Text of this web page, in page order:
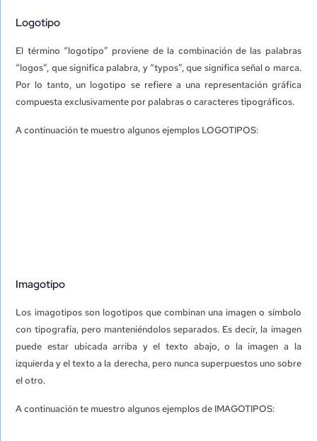
Logotipo
El término “logotipo” proviene de la combinación de las palabras
“logos”, que significa palabra, y “typos”, que significa señal o marca.
Por lo tanto, un logotipo se refiere a una representación gráfica
compuesta exclusivamente por palabras o caracteres tipográficos.
A continuación te muestro algunos ejemplos LOGOTIPOS:
Imagotipo
Los imagotipos son logotipos que combinan una imagen o símbolo
con tipografía, pero manteniéndolos separados. Es decir, la imagen
puede estar ubicada arriba y el texto abajo, o la imagen a la
izquierda y el texto a la derecha, pero nunca superpuestos uno sobre
el otro.
A continuación te muestro algunos ejemplos de IMAGOTIPOS: